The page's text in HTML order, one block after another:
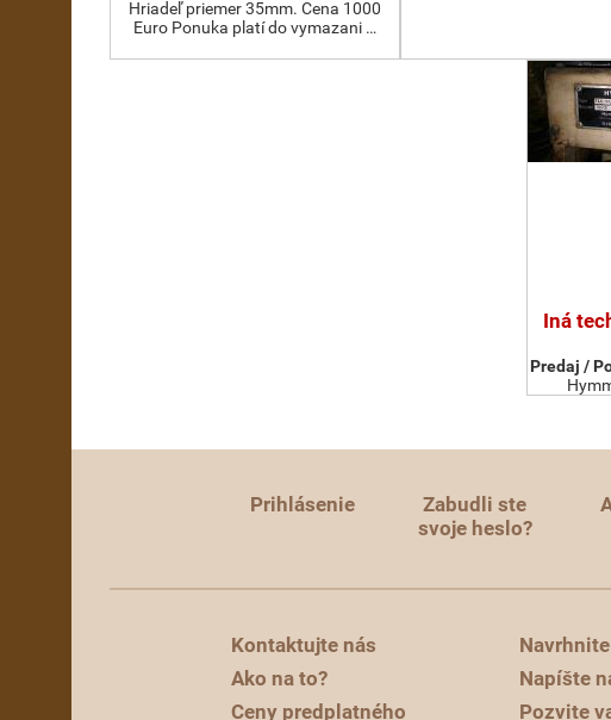
Hriadeľ priemer 35mm. Cena 1000
Euro Ponuka platí do vymazani …
Iná
Predaj /
Prihlásenie
Zabudli ste
svoje heslo?
Kontaktujte nás
Ako na to?
Ceny predplatného
Napíšte
Pozvite